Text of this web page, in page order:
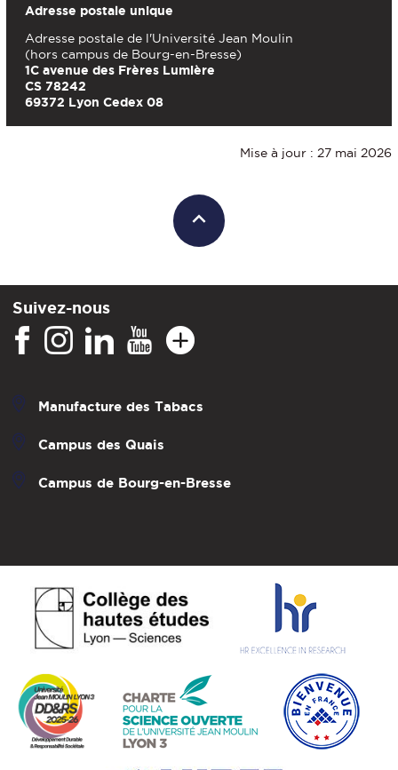
Adresse postale unique
Adresse postale de l'Université Jean Moulin
(hors campus de Bourg-en-Bresse)
1C avenue des Frères Lumière
CS 78242
69372 Lyon Cedex 08
Mise à jour : 27 mai 2026
Suivez-nous
Manufacture des Tabacs
Campus des Quais
Campus de Bourg-en-Bresse